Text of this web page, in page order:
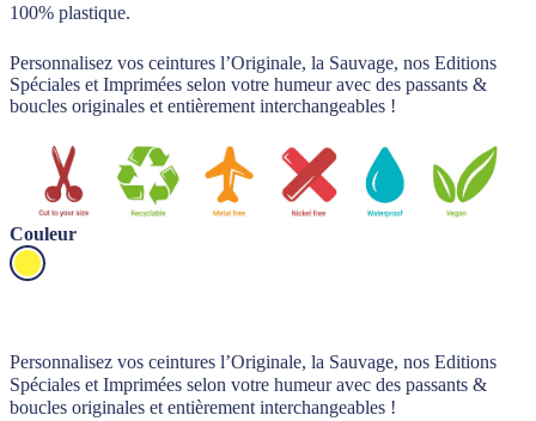
100% plastique.
Personnalisez vos ceintures l’Originale, la Sauvage, nos Editions
Spéciales et Imprimées selon votre humeur avec des passants &
boucles originales et entièrement interchangeables !
Couleur
Personnalisez vos ceintures l’Originale, la Sauvage, nos Editions
Spéciales et Imprimées selon votre humeur avec des passants &
boucles originales et entièrement interchangeables !